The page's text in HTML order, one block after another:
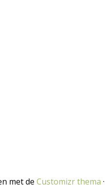
met de Customizr thema ·